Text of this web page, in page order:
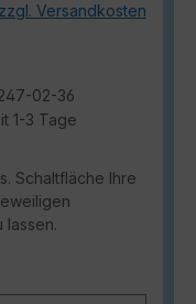
Versandkosten
02-36
1-3 Tage
Schaltfläche Ihre
lassen.